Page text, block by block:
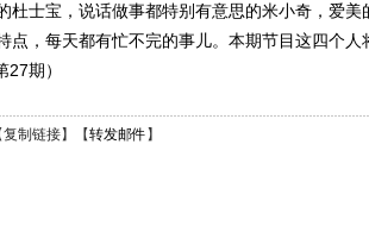
士宝，说话做事都特别有意思的米小奇，爱美
点，每天都有忙不完的事儿。本期节目这四个人
期）
复制链接】【转发邮件 】